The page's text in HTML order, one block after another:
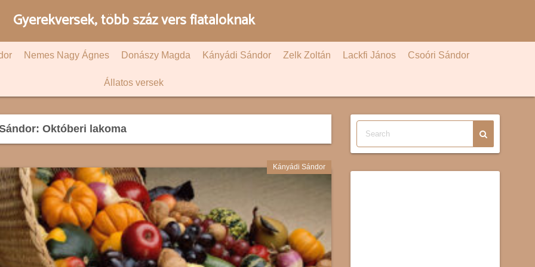
Gyerekversek, több száz vers fiataloknak
Nemes Nagy Ágnes Donászy Magda Kányádi Sándor Zelk Zoltán Lackfi János Csoóri Sándor
Állatos versek
Októberi lakoma
Kányádi Sándor